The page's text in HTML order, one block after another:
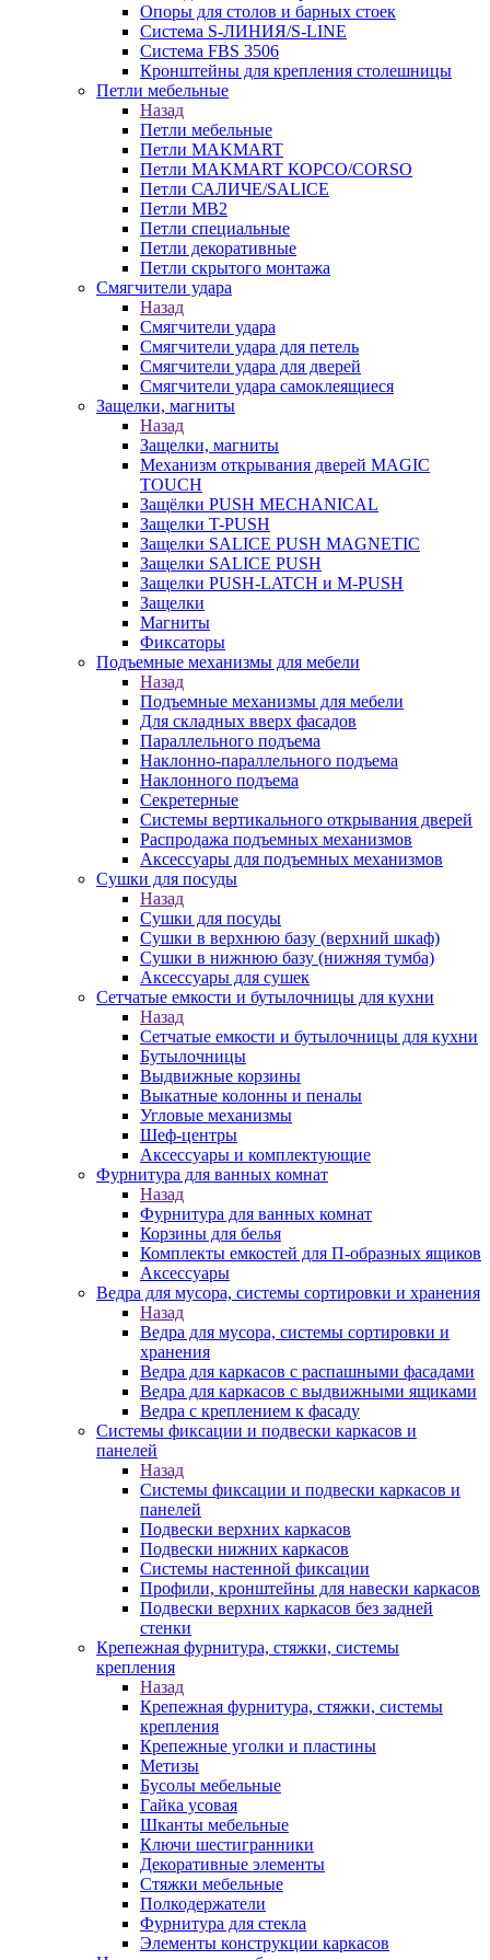
Опоры для столов и барных стоек
Система S-ЛИНИЯ/S-LINE
Система FBS 3506
Кронштейны для крепления столешницы
Петли мебельные
Назад
Петли мебельные
Петли MAKMART
Петли MAKMART КОРСО/CORSO
Петли САЛИЧЕ/SALICE
Петли MB2
Петли специальные
Петли декоративные
Петли скрытого монтажа
Смягчители удара
Назад
Смягчители удара
Смягчители удара для петель
Смягчители удара для дверей
Cмягчители удара самоклеящиеся
Защелки, магниты
Назад
Защелки, магниты
Механизм открывания дверей MAGIC
TOUCH
Защёлки PUSH MECHANICAL
Защелки T-PUSH
Защелки SALICE PUSH MAGNETIC
Защелки SALICE PUSH
Защелки PUSH-LATCH и M-PUSH
Защелки
Магниты
Фиксаторы
Подъемные механизмы для мебели
Назад
Подъемные механизмы для мебели
Для складных вверх фасадов
Параллельного подъема
Наклонно-параллельного подъема
Наклонного подъема
Секретерные
Системы вертикального открывания дверей
Распродажа подъемных механизмов
Аксессуары для подъемных механизмов
Сушки для посуды
Назад
Сушки для посуды
Сушки в верхнюю базу (верхний шкаф)
Сушки в нижнюю базу (нижняя тумба)
Аксессуары для сушек
Сетчатые емкости и бутылочницы для кухни
Назад
Сетчатые емкости и бутылочницы для кухни
Бутылочницы
Выдвижные корзины
Выкатные колонны и пеналы
Угловые механизмы
Шеф-центры
Аксессуары и комплектующие
Фурнитура для ванных комнат
Назад
Фурнитура для ванных комнат
Корзины для белья
Комплекты емкостей для П-образных ящиков
Аксессуары
Ведра для мусора, системы сортировки и хранения
Назад
Ведра для мусора, системы сортировки и
хранения
Ведра для каркасов с распашными фасадами
Ведра для каркасов с выдвижными ящиками
Ведра с креплением к фасаду
Системы фиксации и подвески каркасов и
панелей
Назад
Системы фиксации и подвески каркасов и
панелей
Подвески верхних каркасов
Подвески нижних каркасов
Системы настенной фиксации
Профили, кронштейны для навески каркасов
Подвески верхних каркасов без задней
стенки
Крепежная фурнитура, стяжки, системы
крепления
Назад
Крепежная фурнитура, стяжки, системы
крепления
Крепежные уголки и пластины
Метизы
Бусолы мебельные
Гайка усовая
Шканты мебельные
Ключи шестигранники
Декоративные элементы
Стяжки мебельные
Полкодержатели
Фурнитура для стекла
Элементы конструкции каркасов